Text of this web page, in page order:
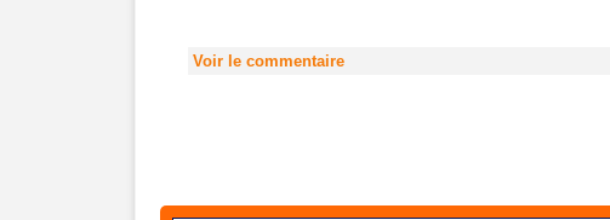
Voir le commentaire